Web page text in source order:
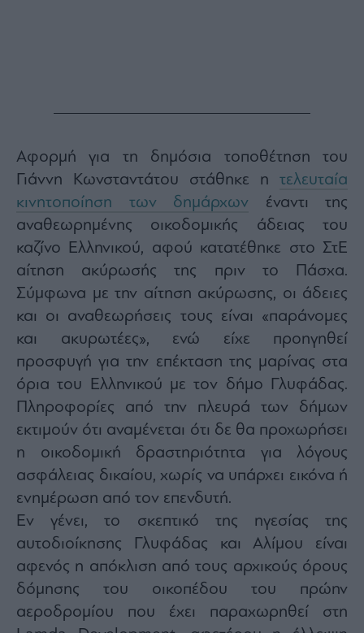
Newsletter
By
submitting
your
email,
you
agree
to
our
and
Notice.
You
opt
out
at
any
time.
This
is
by
and
the
Privacy
and
of
Service
Αφορμή για τη δημόσια τοποθέτηση του
Γιάννη Κωνσταντάτου στάθηκε η τελευταία
κινητοποίηση των δημάρχων έναντι της
αναθεωρημένης οικοδομικής άδειας του
καζίνο Ελληνικού, αφού κατατέθηκε στο ΣτΕ
αίτηση ακύρωσής της πριν το Πάσχα.
Σύμφωνα με την αίτηση ακύρωσης, οι άδειες
και οι αναθεωρήσεις τους είναι «παράνομες
και ακυρωτέες», ενώ είχε προηγηθεί
προσφυγή για την επέκταση της μαρίνας στα
όρια του Ελληνικού με τον δήμο Γλυφάδας.
Πληροφορίες από την πλευρά των δήμων
εκτιμούν ότι αναμένεται ότι δε θα προχωρήσει
η οικοδομική δραστηριότητα για λόγους
ασφάλειας δικαίου, χωρίς να υπάρχει εικόνα ή
ενημέρωση από τον επενδυτή.
Εν γένει, το σκεπτικό της ηγεσίας της
αυτοδιοίκησης Γλυφάδας και Αλίμου είναι
αφενός η απόκλιση από τους αρχικούς όρους
δόμησης του οικοπέδου του πρώην
αεροδρομίου που έχει παραχωρηθεί στη